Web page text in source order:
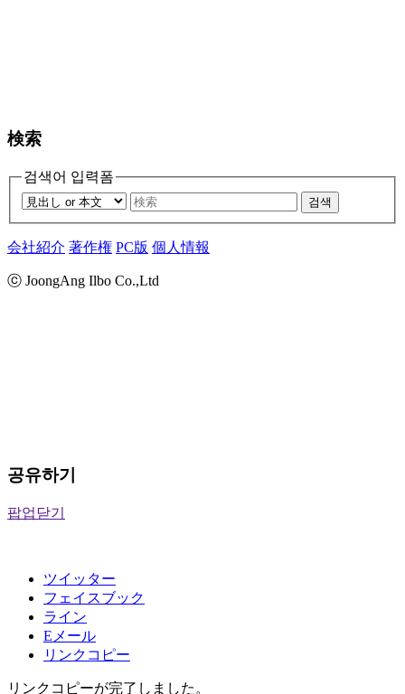
検索
검색어 입력폼
검색
会社紹介 著作権 PC版 個人情報
ⓒ JoongAng Ilbo Co.,Ltd
공유하기
팝업닫기
ツイッター
フェイスブック
ライン
Eメール
リンクコピー
リンクコピーが完了しました。